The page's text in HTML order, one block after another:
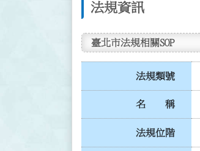
法規資訊
臺北市法規相關SOP
法規類號
名 稱
法規位階